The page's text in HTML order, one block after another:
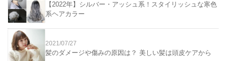
【2022年】シルバー・アッシュ系！スタイリッシュな寒色
系ヘアカラー
2021/07/27
髪のダメージや傷みの原因は？ 美しい髪は頭皮ケアから